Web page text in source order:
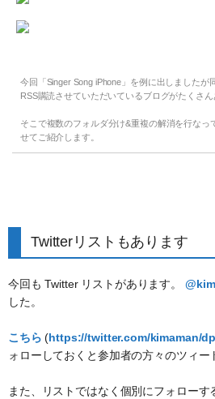
今回「Singer Song iPhone」を例に出しましたが
RSS購読させていただいているブログがたくさん
そこで複数のフォルダ分け&重複の解消を行なっ
せてご紹介します。
Twitterリストもあります
今回も Twitter リストがあります。
した。
こちら (https://twitter.com/kimaman/
ォローしておくと参加者の方々のツィー
また、リストではなく個別にフォロー